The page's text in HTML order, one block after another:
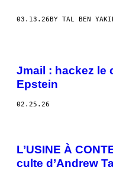
03.13.26BY TAL BEN
Jmail : hackez le
Epstein
02.25.26
L’USINE À
culte d’Andrew